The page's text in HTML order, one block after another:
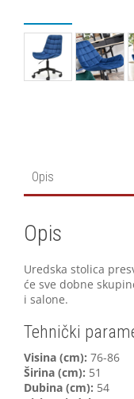
Opis
Opis
Uredska stolica
će sve dobne
i salone.
Tehnički
Visina (cm): 76-86
Širina (cm): 51
Dubina (cm): 54